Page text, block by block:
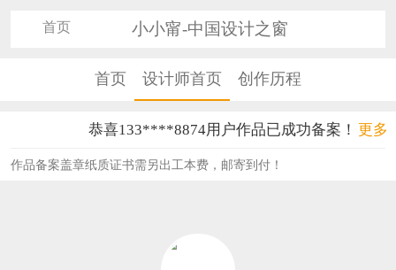
首页 小小甯-中国设计之窗
首页 设计师首页 创作历程
恭喜133****8874用户作品已成功备案！
恭喜138****8638用户作品已成功备案！
更多
作品备案盖章纸质证书需另出工本费，邮寄到付！